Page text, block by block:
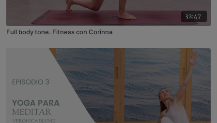
32:47
Full body tone. Fitness con Corinna